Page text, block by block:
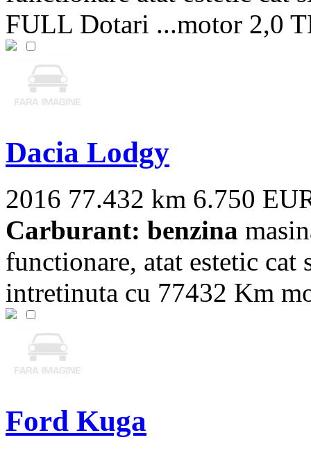
FULL Dotari ...motor 2,0
Dacia Lodgy
2016 77.432 km 6.750
Carburant: benzina
functionare, atat estetic
intretinuta cu 77432 Km
Ford Kuga